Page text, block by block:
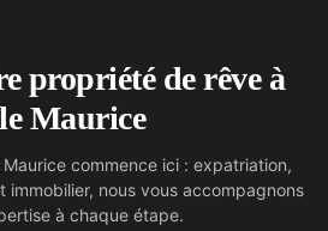
propriété de rêve à
Maurice
Maurice commence ici : expatriation,
immobilier, nous vous accompagnons
à chaque étape.